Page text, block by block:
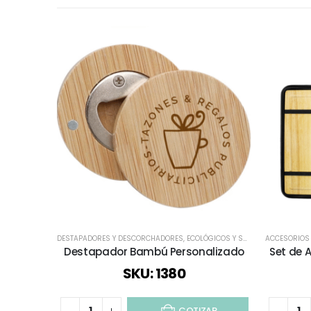
DESTAPADORES Y DESCORCHADORES, ECOLÓGICOS Y SUSTENTABLES ,
Destapador Bambú Personalizado
SKU: 1380
Set de